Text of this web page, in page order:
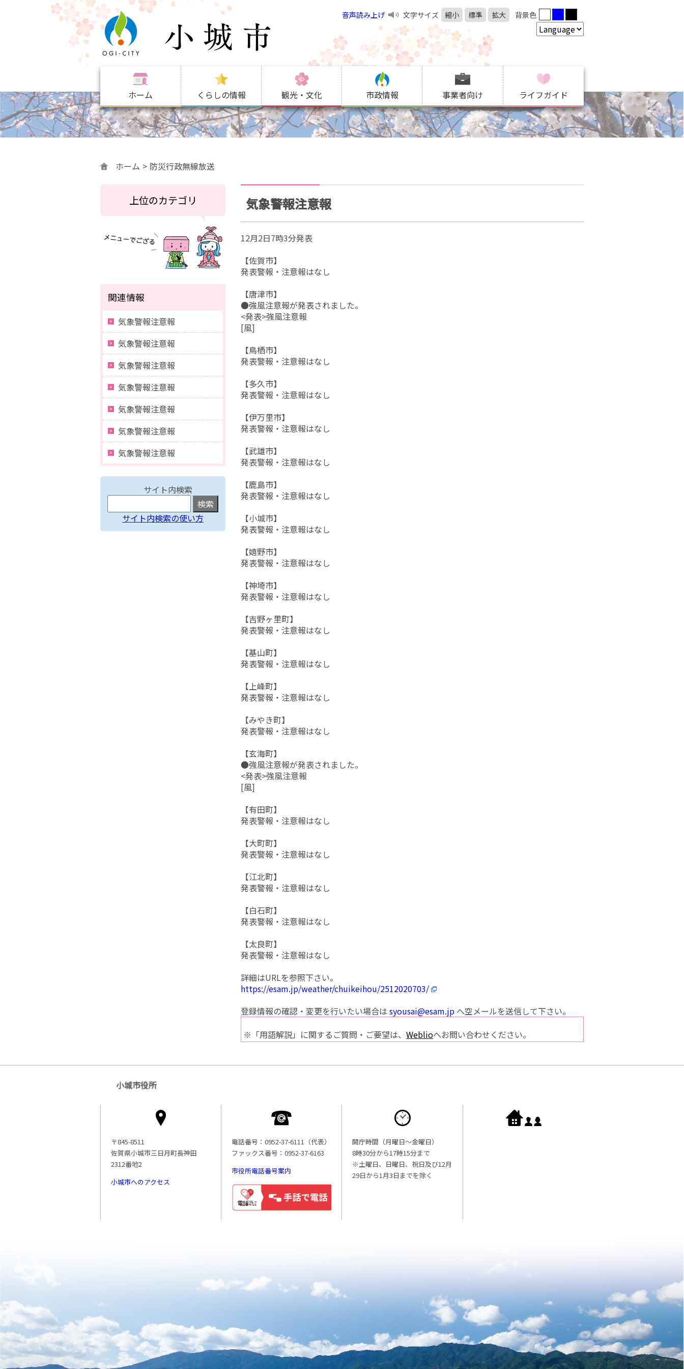
音声読み上げ 文字サイズ 縮小 標準 拡大 背景色
ホーム くらしの情報 観光・文化 市政情報 事業者向け ライフガイド
ホーム 防災行政無線放送
気象警報注意報
12月2日7時3分発表
【佐賀市】
発表警報・注意報はなし
【唐津市】
●強風注意報が発表されました。
<発表>強風注意報
[風]
【鳥栖市】
発表警報・注意報はなし
【多久市】
発表警報・注意報はなし
【伊万里市】
発表警報・注意報はなし
【武雄市】
発表警報・注意報はなし
【鹿島市】
発表警報・注意報はなし
【小城市】
発表警報・注意報はなし
【嬉野市】
発表警報・注意報はなし
【神埼市】
発表警報・注意報はなし
【吉野ヶ里町】
発表警報・注意報はなし
【基山町】
発表警報・注意報はなし
【上峰町】
発表警報・注意報はなし
【みやき町】
発表警報・注意報はなし
【玄海町】
●強風注意報が発表されました。
<発表>強風注意報
[風]
【有田町】
発表警報・注意報はなし
【大町町】
発表警報・注意報はなし
【江北町】
発表警報・注意報はなし
【白石町】
発表警報・注意報はなし
【太良町】
発表警報・注意報はなし
詳細はURLを参照下さい。
https://esam.jp/weather/chuikeihou/2512020703/
登録情報の確認・変更を行いたい場合は syousai@esam.jp へ空メールを送信して下さい。
※「用語解説」に関するご質問・ご要望は、 Weblioへお問い合わせください。
上位のカテゴリ
関連情報
気象警報注意報
気象警報注意報
気象警報注意報
気象警報注意報
気象警報注意報
気象警報注意報
気象警報注意報
サイト内検索
サイト内検索の使い方
小城市役所
〒845-8511
佐賀県小城市三日月町長神田
2312番地2
小城市へのアクセス
電話番号：0952-37-6111（代表）
ファックス番号：0952-37-6163
市役所電話番号案内
開庁時間（月曜日〜金曜日）
8時30分から17時15分まで
※土曜日、日曜日、祝日及び12月
29日から1月3日までを除く